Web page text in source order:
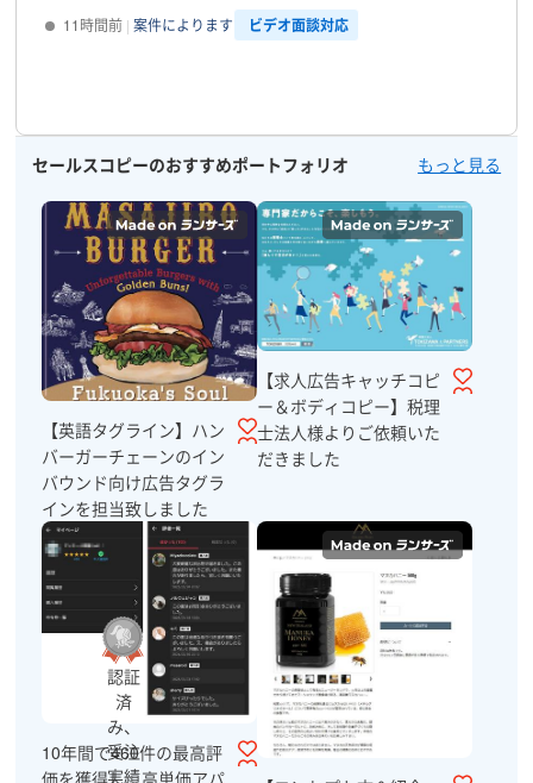
11時間前 案件によります ビデオ面談対応
セールスコピーのおすすめポートフォリオ もっと見る
【英語タグライン】ハン
バーガーチェーンのイン
バウンド向け広告タグラ
インを担当致しました
【求人広告キャッチコピ
ー＆ボディコピー】税理
士法人様よりご依頼いた
だきました
10年間で460件の最高評
価を獲得し、高単価アパ
認証
済
み、
受注
実績